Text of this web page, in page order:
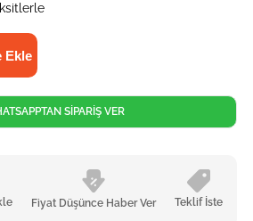
Fiyat Düşünce Haber Ver Teklif İste
SİPARİŞ VER